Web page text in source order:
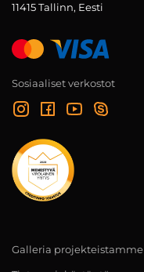
11415 Tallinn, Eesti
Sosiaaliset verkostot
Galleria projekteistamme